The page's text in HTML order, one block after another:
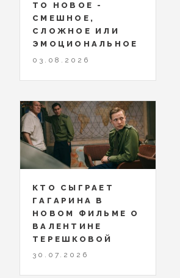
ТО НОВОЕ -
СМЕШНОЕ,
СЛОЖНОЕ ИЛИ
ЭМОЦИОНАЛЬНОЕ
03.08.2026
КТО СЫГРАЕТ
ГАГАРИНА В
НОВОМ ФИЛЬМЕ О
ВАЛЕНТИНЕ
ТЕРЕШКОВОЙ
30.07.2026